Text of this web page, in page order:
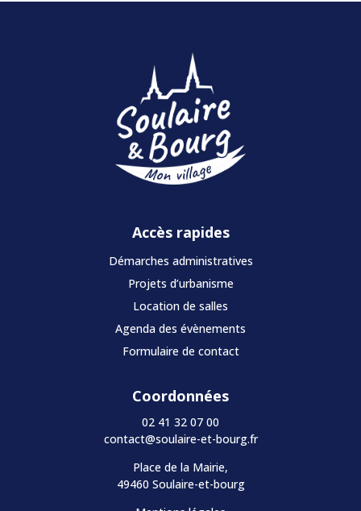
Accès rapides
Démarches administratives
Projets d’urbanisme
Location de salles
Agenda des évènements
Formulaire de contact
Coordonnées
02 41 32 07 00
contact@soulaire-et-bourg.fr
Place de la Mairie,
49460 Soulaire-et-bourg